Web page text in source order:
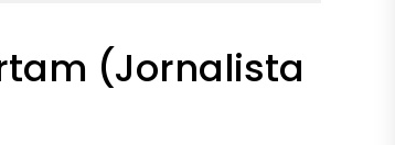
(Jornalista